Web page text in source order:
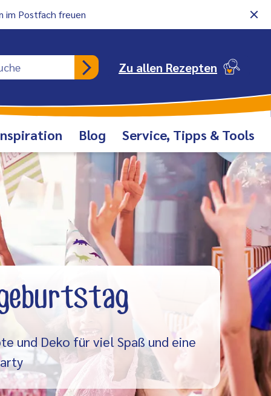
im Postfach freuen
Rezeptsuche Zu allen Rezepten
Blog Service, Tipps & Tools
und Deko für viel Spaß und eine